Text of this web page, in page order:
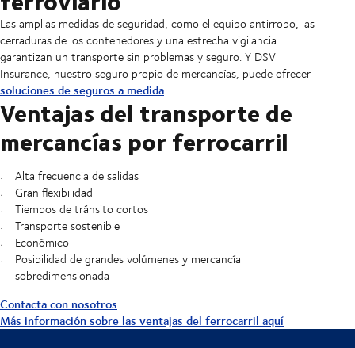
Las amplias medidas de seguridad, como el equipo antirrobo, las
cerraduras de los contenedores y una estrecha vigilancia
garantizan un transporte sin problemas y seguro. Y DSV
Insurance, nuestro seguro propio de mercancías, puede ofrecer
soluciones de seguros a medida.
Ventajas del transporte de
mercancías por ferrocarril
Alta frecuencia de salidas
Gran flexibilidad
Tiempos de tránsito cortos
Transporte sostenible
Económico
Posibilidad de grandes volúmenes y mercancía
sobredimensionada
Contacta con nosotros
Más información sobre las ventajas del ferrocarril aquí